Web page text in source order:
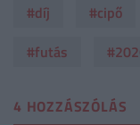
#díj
#cipő
#futás
4 HOZZÁSZÓLÁS